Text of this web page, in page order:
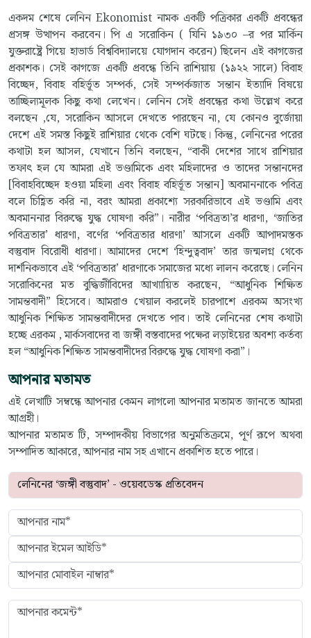
একদম শেষে লেনিন Ekonomist নামক একটি পত্রিকার একটি প্রবন্ধের
প্রসঙ্গ উত্থাপন করবেন। পি এ সরোকিন ( যিনি ১৯৩০ –র পর মার্কিন
যুক্তরাষ্ট্রে গিয়ে হাভার্ড বিশ্ববিদ্যালয়ে যোগদান করেন) ছিলেন এই কাগজের
প্রকাশক। সেই কাগজে একটি প্রবন্ধে তিনি রাশিয়ায় (১৯২২ সালে) বিবাহ
বিচ্ছেদ, বিবাহ বহির্ভূত সম্পর্ক, সেই সম্পর্কজাত সন্তান ইত্যাদি বিষয়ে
তাচ্ছিল্যমূলক কিছু কথা লেখেন। লেনিন সেই প্রবন্ধের কথা উল্লেখ করে
বলছেন ,যে, সরোকিন আসলে দেখতে পারছেন না, যে কোনও বুর্জোয়া
দেশে এই সমস্ত কিছুই রাশিয়ার থেকে বেশি ঘটছে। কিন্তু, লেনিনের পরের
কথাটা হল আসল, যেখানে তিনি বলছেন, “বাকী দেশের সাথে রাশিয়ার
তফাৎ হল যে আমরা এই ভণ্ডামিকে এবং মহিলাদের ও তাদের সন্তানদের
[বিবাহবিচ্ছেদ হওয়া মহিলা এবং বিবাহ বহির্ভূত সন্তান] অবমাননাকে পবিত্র
বলে চিহ্ণিত করি না, বরং আমরা প্রকাশ্যে সরকারিভাবে এই ভণ্ডামি এবং
অবমাননার বিরুদ্ধে যুদ্ধ ঘোষণা করি”। নারীর ‘পবিত্রতা’র ধারণা, ‘জাতির
পবিত্রতার’ ধারণা, বর্ণের ‘পবিত্রতার ধারণা’ আসলে একটি আপাদমস্তক
বস্তুবাদ বিরোধী ধারণা। আমাদের দেশে ‘হিন্দুত্ববাদ’ তার জন্মলগ্ন থেকে
দার্শনিকভাবে এই ‘পবিত্রতার’ ধারণাকে সমাজের মধ্যে লালন করেছে। লেনিন
সরোকিনের মত বুদ্ধিজীবিদের আখ্যায়িত করছেন, “আধুনিক শিক্ষিত
সামন্তবাদী” হিসেবে। আমরাও খেয়াল করলেই চারপাশে এরকম অসংখ্য
আধুনিক শিক্ষিত সামন্তবাদীদের দেখতে পাব। তাই লেনিনের শেষ কথাটা
হচ্ছে এরকম , মার্কসবাদের বা জঙ্গী বস্তবাদের পক্ষের লড়াইয়ের অবশ্য কর্তব্য
হল “আধুনিক শিক্ষিত সামন্তবাদীদের বিরুদ্ধে যুদ্ধ ঘোষণা করা”।
আপনার মতামত
এই লেখাটি সম্বন্ধে আপনার কেমন লাগলো আপনার মতামত জানতে আমরা
আগ্রহী।
আপনার মতামত টি, সম্পাদকীয় বিভাগের অনুমতিক্রমে, পূর্ণ রূপে অথবা
সম্পাদিত আকারে, আপনার নাম সহ এখানে প্রকাশিত হতে পারে।